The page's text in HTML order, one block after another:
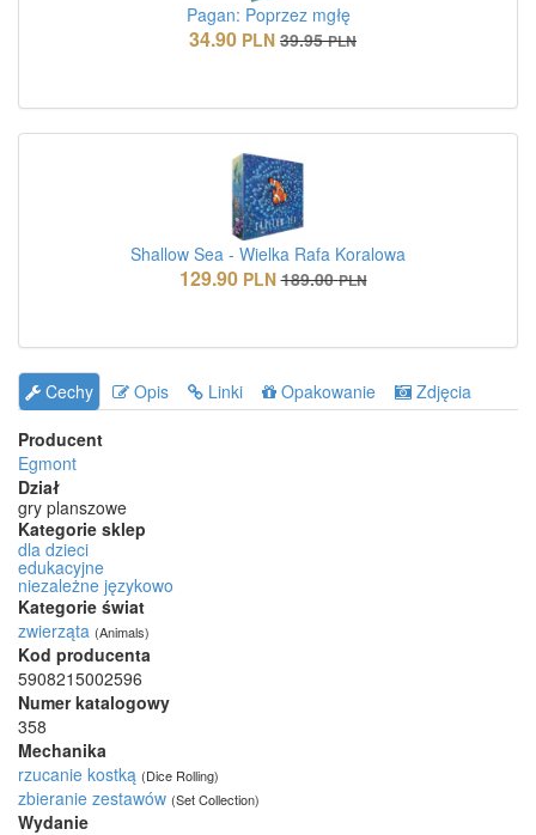
Pagan: Poprzez mgłę
34.90 PLN 39.95 PLN
Shallow Sea - Wielka Rafa Koralowa
129.90 PLN 189.00 PLN
Cechy Opis Linki Opakowanie
Zdjęcia
Producent
Egmont
Dział
gry planszowe
Kategorie sklep
dla dzieci
edukacyjne
niezależne językowo
Kategorie świat
zwierząta (Animals)
Kod producenta
5908215002596
Numer katalogowy
358
Mechanika
rzucanie kostką (Dice Rolling)
zbieranie zestawów (Set Collection)
Wydanie